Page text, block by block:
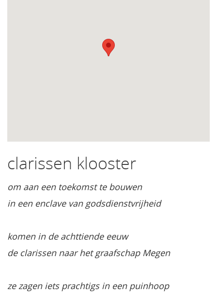
clarissen klooster
om aan een toekomst te bouwen
in een enclave van godsdienstvrijheid
komen in de achttiende eeuw
de clarissen naar het graafschap Megen
ze zagen iets prachtigs in een puinhoop